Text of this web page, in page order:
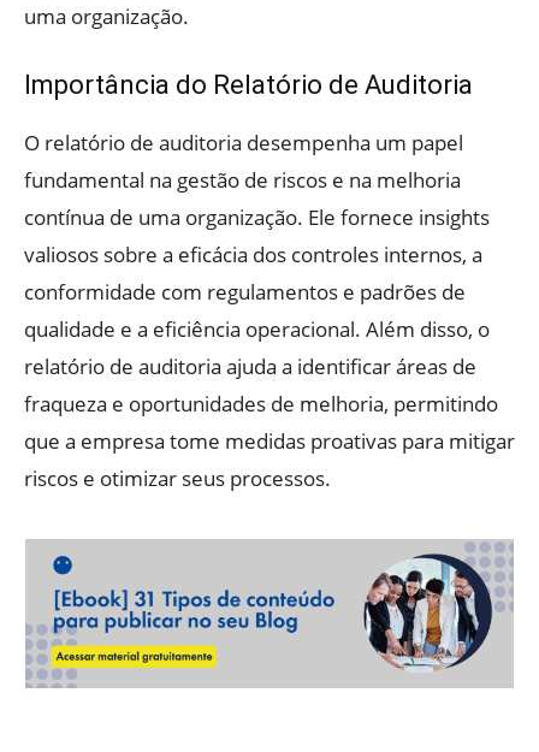
uma organização.
Importância do Relatório de Auditoria
O relatório de auditoria desempenha um papel
fundamental na gestão de riscos e na melhoria
contínua de uma organização. Ele fornece insights
valiosos sobre a eficácia dos controles internos, a
conformidade com regulamentos e padrões de
qualidade e a eficiência operacional. Além disso, o
relatório de auditoria ajuda a identificar áreas de
fraqueza e oportunidades de melhoria, permitindo
que a empresa tome medidas proativas para mitigar
riscos e otimizar seus processos.